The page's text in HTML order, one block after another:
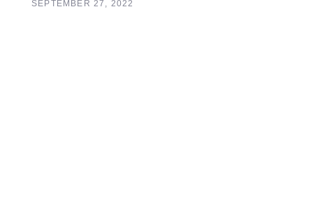
SEPTEMBER 27, 2022